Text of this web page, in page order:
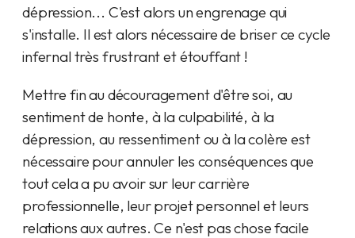
dépression... C'est alors un engrenage qui
s'installe. Il est alors nécessaire de briser ce cycle
infernal très frustrant et étouffant !
Mettre fin au découragement d'être soi, au
sentiment de honte, à la culpabilité, à la
dépression, au ressentiment ou à la colère est
nécessaire pour annuler les conséquences que
tout cela a pu avoir sur leur carrière
professionnelle, leur projet personnel et leurs
relations aux autres. Ce n'est pas chose facile